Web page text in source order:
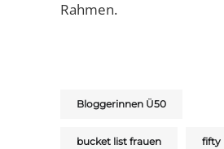
Rahmen.
Bloggerinnen Ü50
bucket list frauen fifty